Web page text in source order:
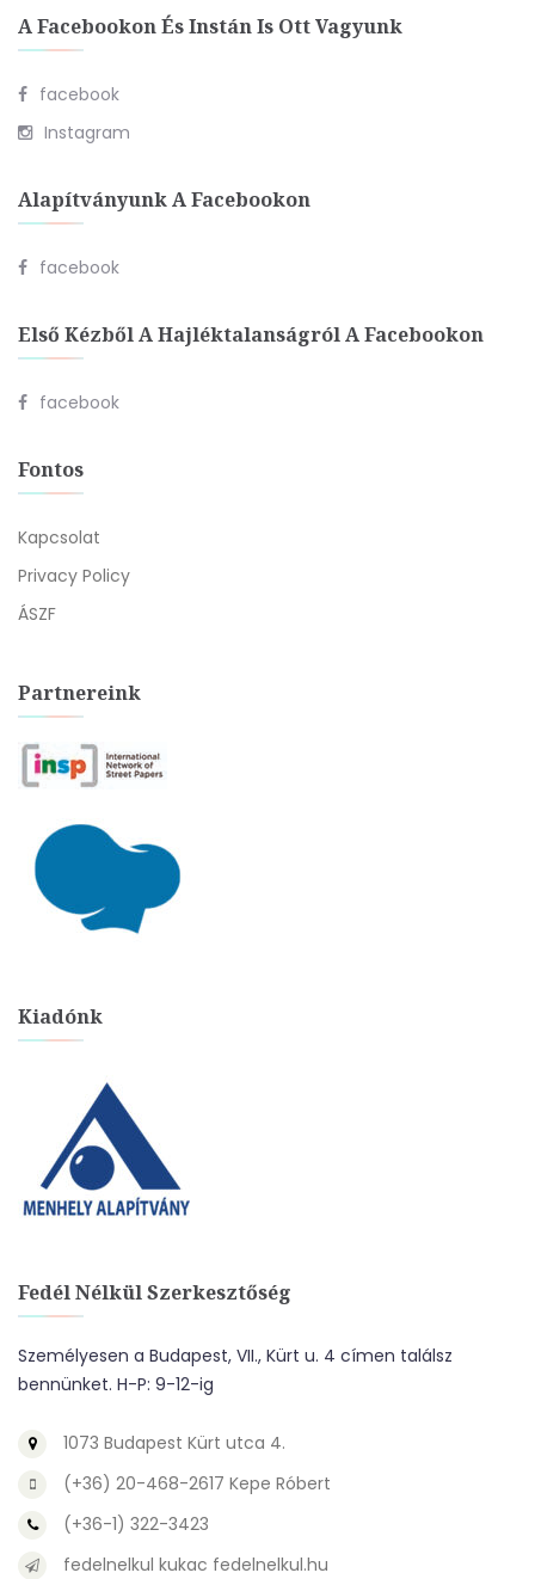
A Facebookon És Instán Is Ott Vagyunk
facebook
Instagram
Alapítványunk A Facebookon
facebook
Első Kézből A Hajléktalanságról A Facebookon
facebook
Fontos
Kapcsolat
Privacy Policy
ÁSZF
Partnereink
Kiadónk
Fedél Nélkül Szerkesztőség
Személyesen a Budapest, VII., Kürt u. 4 címen találsz
bennünket. H-P: 9-12-ig
1073 Budapest Kürt utca 4.
(+36) 20-468-2617 Kepe Róbert
(+36-1) 322-3423
fedelnelkul kukac fedelnelkul.hu